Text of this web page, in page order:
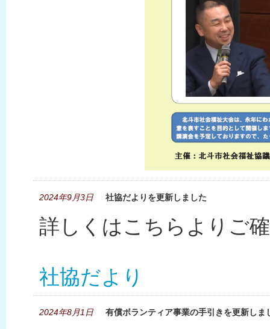
2024年9月3日 社協だよりを更新しました
詳しくはこちらよりご
社協だより
2024年8月1日 有償ボランティア事業の手引きを更新しま